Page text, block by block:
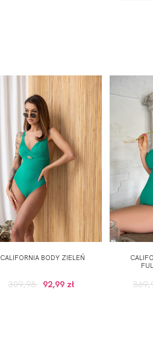
CALIFORNIA BODY ZIELEŃ
309,98 92,99 zł